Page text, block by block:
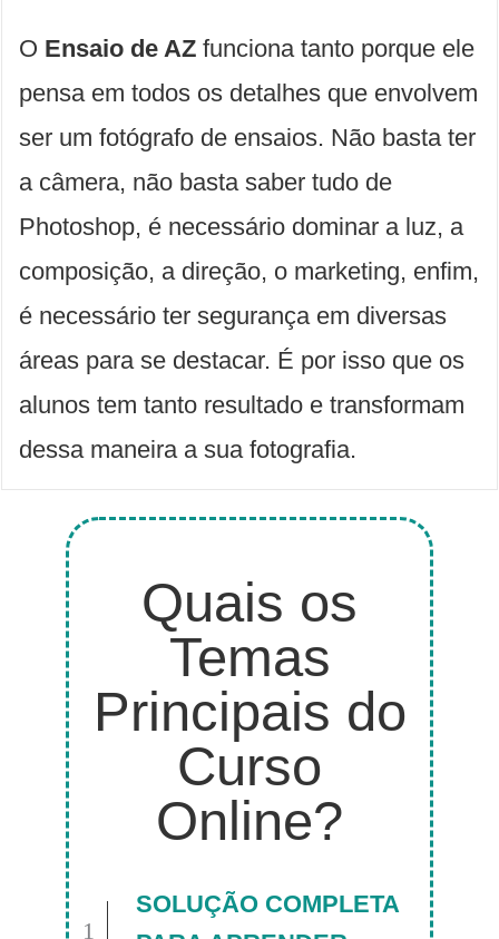
O Ensaio de AZ funciona tanto porque ele
pensa em todos os detalhes que envolvem
ser um fotógrafo de ensaios. Não basta ter
a câmera, não basta saber tudo de
Photoshop, é necessário dominar a luz, a
composição, a direção, o marketing, enfim,
é necessário ter segurança em diversas
áreas para se destacar. É por isso que os
alunos tem tanto resultado e transformam
dessa maneira a sua fotografia.
Quais os
Temas
Principais do
Curso
Online?
1
SOLUÇÃO COMPLETA